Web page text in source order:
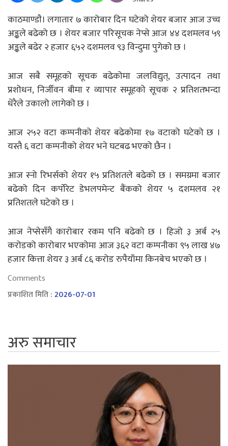
काठमाण्डाै। लगातार ७ कारोबार दिन घटेको शेयर बजार आज उच्च
अङ्कले बढेको छ । शेयर बजार परिसूचक नेप्से आज ४४ दशमलव ५९
अङ्कले बढेर २ हजार ६५२ दशमलव ९३ विन्दुमा पुगेको छ ।
आज सबै समूहको सूचक बढेकोमा जलविद्युत्, उत्पादन तथा
प्रशोधन, निर्जीवन बीमा र व्यापार समूहको सूचक २ प्रतिशतभन्दा
धेरैले उकालो लागेको छ ।
आज २५२ वटा कम्पनीको शेयर बढेकोमा १७ वटाको घटेको छ ।
यस्तै ६ वटा कम्पनीको शेयर भने घटबढ भएको छैन ।
आज स्नो रिभर्सको शेयर १५ प्रतिशतले बढेको छ । समग्रमा बजार
बढेको दिन कर्पाेरेट डेभलपमेन्ट बैंकको शेयर ५ दशमलव २१
प्रतिशतले घटेको छ ।
आज नेप्सेसँगै कारोबार रकम पनि बढेको छ । हिजो ३ अर्ब २५
करोडको कारोबार भएकोमा आज ३६२ वटा कम्पनीका ९५ लाख ४७
हजार कित्ता शेयर ३ अर्ब ८६ करोड रुपैयाँमा किनबेच भएको छ ।
Comments
प्रकाशित मिति :2026-07-01
अरु समाचार